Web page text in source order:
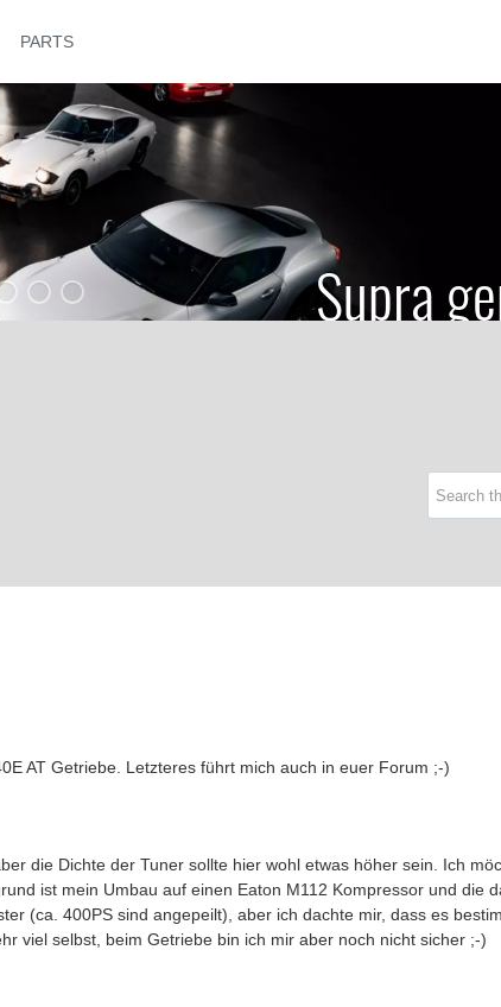
PARTS
Supra
AT Getriebe. Letzteres führt mich auch in euer Forum ;-)
die Dichte der Tuner sollte hier wohl etwas höher sein. Ich
ist mein Umbau auf einen Eaton M112 Kompressor und die
(ca. 400PS sind angepeilt), aber ich dachte mir, dass es
viel selbst, beim Getriebe bin ich mir aber noch nicht sicher ;-)